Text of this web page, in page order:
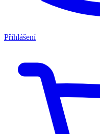
Přihlášení